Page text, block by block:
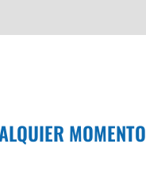
MOMENTO